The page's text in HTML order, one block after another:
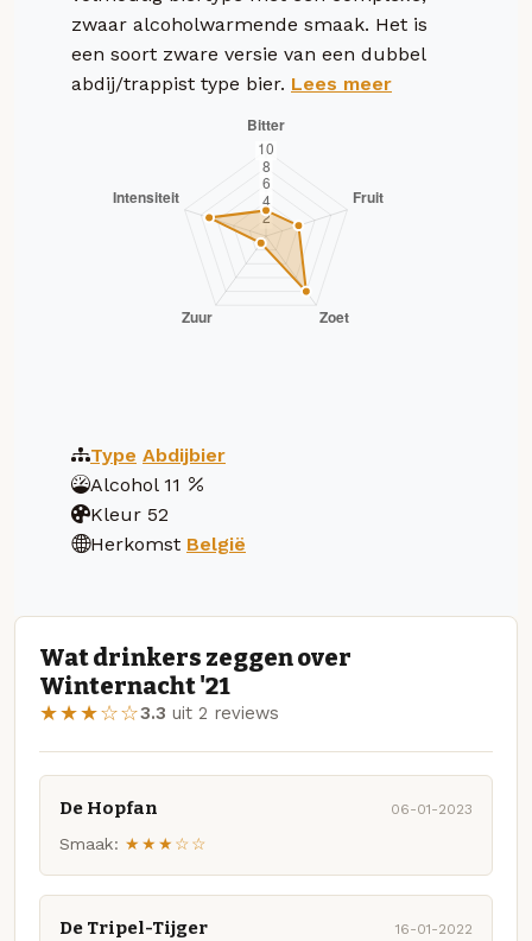
zwaar alcoholwarmende smaak. Het is
een soort zware versie van een dubbel
abdij/trappist type bier. Lees meer
Type Abdijbier
Alcohol 11
Kleur 52
Herkomst België
Wat drinkers zeggen over
Winternacht '21
★★★☆☆3.3 uit 2 reviews
De Hopfan 06-01-2023
Smaak: ★★★☆☆
De Tripel-Tijger 16-01-2022